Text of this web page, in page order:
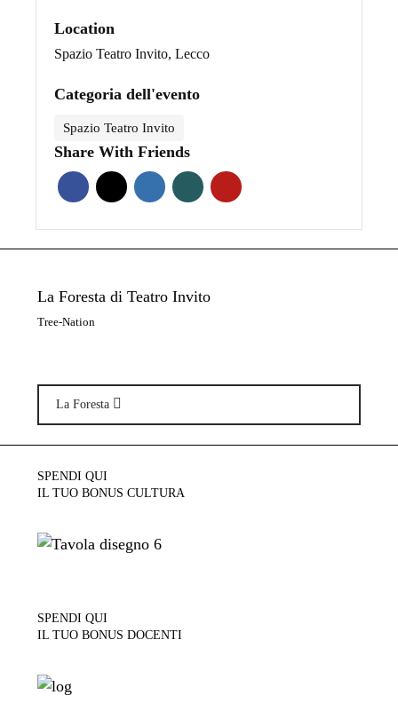
Location
Spazio Teatro Invito, Lecco
Categoria dell'evento
Spazio Teatro Invito
Share With Friends
La Foresta di Teatro Invito
Tree-Nation
La Foresta
SPENDI QUI
IL TUO BONUS CULTURA
SPENDI QUI
IL TUO BONUS DOCENTI